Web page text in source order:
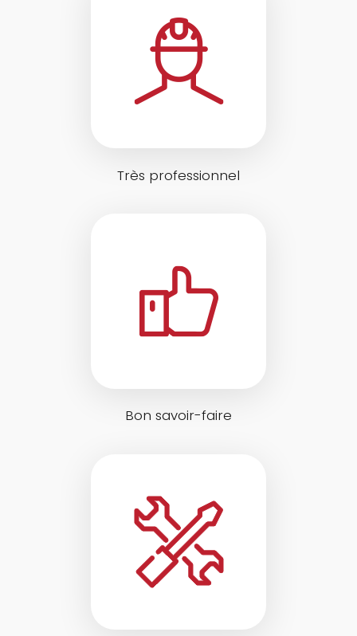
Très professionnel
Bon savoir-faire